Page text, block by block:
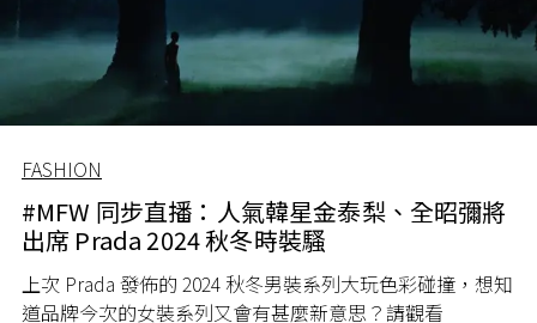
FASHION
#MFW 同步直播：人氣韓星金泰梨、全昭彌將
出席 Prada 2024 秋冬時裝騷
上次 Prada 發佈的 2024 秋冬男裝系列大玩色彩碰撞，想知
道品牌今次的女裝系列又會有甚麼新意思？請觀看